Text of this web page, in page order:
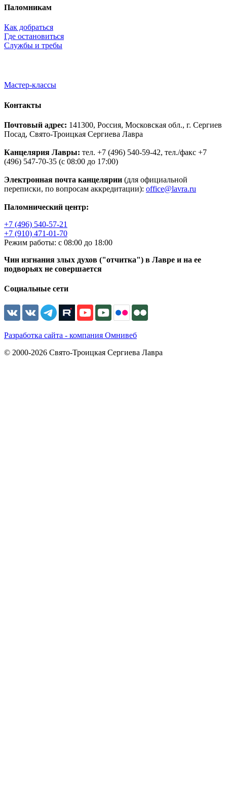
Паломникам
Как добраться
Где остановиться
Службы и требы
Мастер-классы
Контакты
Почтовый адрес: 141300, Россия, Московская обл., г. Сергиев
Посад, Свято-Троицкая Сергиева Лавра
Канцелярия Лавры: тел. +7 (496) 540-59-42, тел./факс +7
(496) 547-70-35 (с 08:00 до 17:00)
Электронная почта канцелярии (для официальной
переписки, по вопросам аккредитации): office@lavra.ru
Паломнический центр:
+7 (496) 540-57-21
+7 (910) 471-01-70
Режим работы: с 08:00 до 18:00
Чин изгнания злых духов ("отчитка") в Лавре и на ее
подворьях не совершается
Социальные сети
Разработка сайта - компания Омнивеб
© 2000-2026 Свято-Троицкая Сергиева Лавра